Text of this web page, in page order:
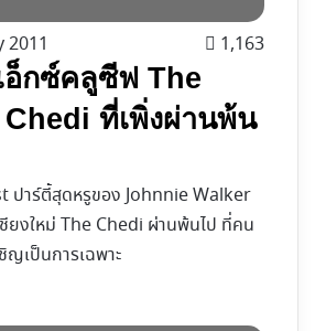
2011 1,163
อ็กซ์คลูซีฟ The
ที่เพิ่งผ่านพ้น
ปาร์ตี้สุดหรูของ Johnnie Walker
ยงใหม่ The Chedi ผ่านพ้นไป ที่คน
ญเป็นการเฉพาะ